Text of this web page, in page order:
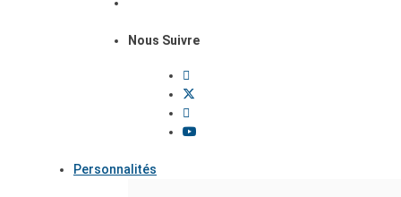
Nous Suivre
Personnalités